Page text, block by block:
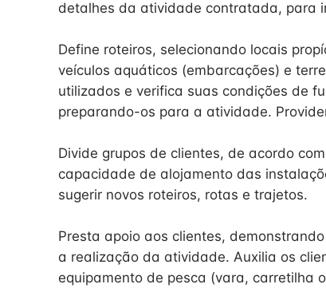
detalhes da atividade contratada, para
Define roteiros, selecionando locais
veículos aquáticos (embarcações) e
utilizados e verifica suas condições de
preparando-os para a atividade.
Divide grupos de clientes, de acordo
capacidade de alojamento das
sugerir novos roteiros, rotas e trajetos.
Presta apoio aos clientes,
a realização da atividade. Auxilia os
equipamento de pesca (vara, carretilha